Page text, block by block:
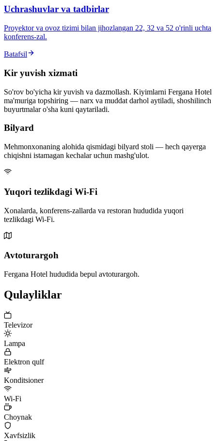
Uchrashuvlar va tadbirlar
Proyektor va ovoz tizimi bilan jihozlangan 22, 32 va 52 o'rinli uchta
konferens-zal.
Batafsil
Kir yuvish xizmati
So'rov bo'yicha kir yuvish va dazmollash. Kiyimlarni Fergana Hotel
ma'muriga topshiring — narx va muddat darhol aytiladi, shoshilinch
buyurtmalar o'sha kuni qaytariladi.
Bilyard
Mehmonxonaning alohida qismidagi bilyard stoli — hech qayerga
chiqishni istamagan kechalar uchun mashg'ulot.
Yuqori tezlikdagi Wi-Fi
Xonalarda, konferens-zallarda va restoran hududida yuqori
tezlikdagi Wi-Fi.
Avtoturargoh
Fergana Hotel hududida bepul avtoturargoh.
Qulayliklar
Televizor
Lampa
Elektron qulf
Konditsioner
Wi-Fi
Choynak
Xavfsizlik